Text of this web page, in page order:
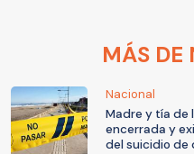
MÁS DE
Nacional
Madre y tía de
encerrada y
del suicidio de